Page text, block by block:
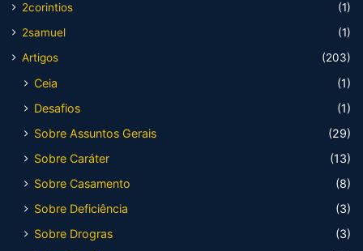
2corintios
(1)
2samuel
(1)
Artigos
(203)
Ceia
(1)
Desafios
(1)
Sobre Assuntos Gerais
(29)
Sobre Caráter
(13)
Sobre Casamento
(8)
Sobre Deficiência
(3)
Sobre Drogras
(3)